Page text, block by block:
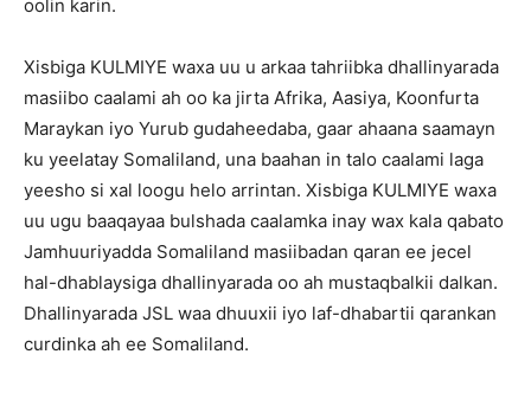
oolin karin.
Xisbiga KULMIYE waxa uu u arkaa tahriibka dhallinyarada
masiibo caalami ah oo ka jirta Afrika, Aasiya, Koonfurta
Maraykan iyo Yurub gudaheedaba, gaar ahaana saamayn
ku yeelatay Somaliland, una baahan in talo caalami laga
yeesho si xal loogu helo arrintan. Xisbiga KULMIYE waxa
uu ugu baaqayaa bulshada caalamka inay wax kala qabato
Jamhuuriyadda Somaliland masiibadan qaran ee jecel
hal-dhablaysiga dhallinyarada oo ah mustaqbalkii dalkan.
Dhallinyarada JSL waa dhuuxii iyo laf-dhabartii qarankan
curdinka ah ee Somaliland.